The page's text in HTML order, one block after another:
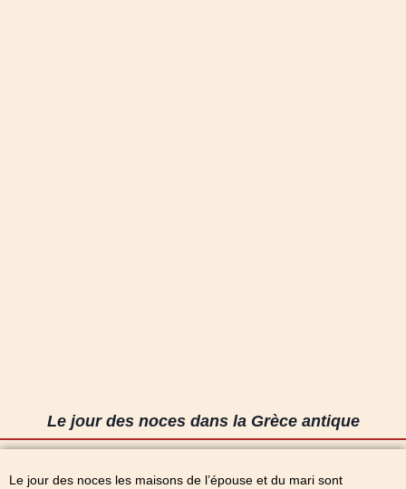
Le jour des noces dans la Grèce antique
Le jour des noces les maisons de l’épouse et du mari sont